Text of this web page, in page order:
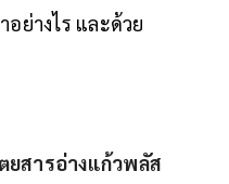
ย่างไร และด้วย
สารอ่างแก้วพลัส